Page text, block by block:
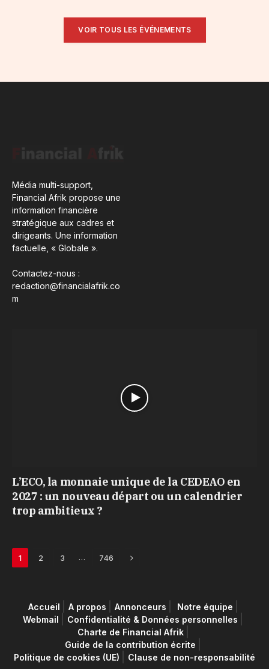
VOIR TOUS LES ÉVÉNEMENTS
Média multi-support,
Financial Afrik propose une
information financière
stratégique aux cadres et
dirigeants. Une information
factuelle, « Globale ».
Contactez-nous :
redaction@financialafrik.co
m
L’ECO, la monnaie unique de la CEDEAO en
2027 : un nouveau départ ou un calendrier
trop ambitieux ?
1 2 3 … 746 Next
Accueil A propos Annonceurs
Notre équipe
Webmail
Confidentialité & Données personnelles
Charte de Financial Afrik
Guide de la contribution écrite
Politique de cookies (UE)
Clause de non-responsabilité